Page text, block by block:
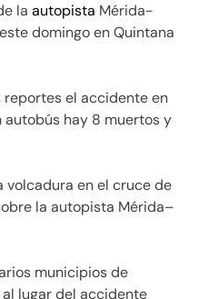
la autopista Mérida-
domingo en Quintana
reportes el accidente en
hay 8 muertos y
volcadura en el cruce de
la autopista Mérida–
municipios de
lugar del accidente